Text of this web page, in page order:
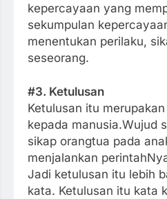
kepercayaan yang
sekumpulan
menentukan perilaku,
seseorang.
#3. Ketulusan
Ketulusan itu
kepada manusia.Wujud
sikap orangtua pada
menjalankan
Jadi ketulusan itu lebih
kata. Ketulusan itu kata